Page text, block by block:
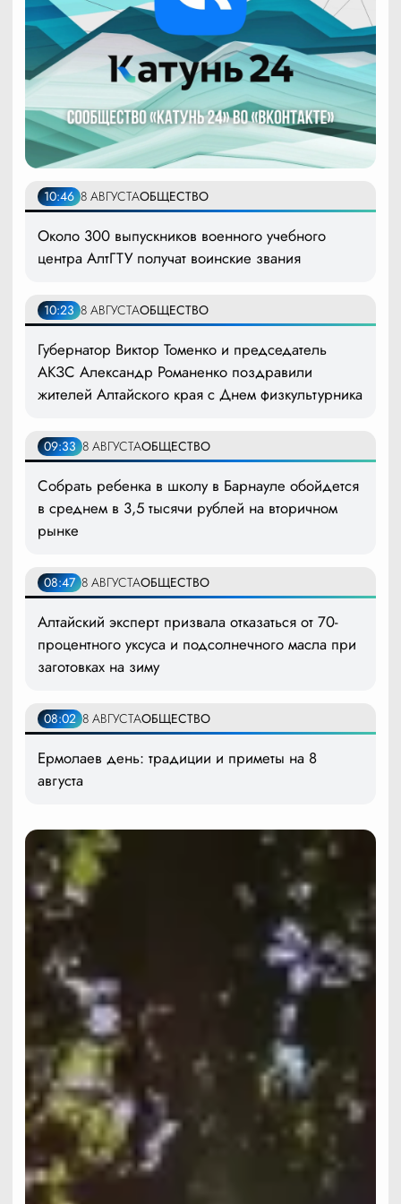
10:46 8 АВГУСТАОБЩЕСТВО
Около 300 выпускников военного учебного
центра АлтГТУ получат воинские звания
10:23 8 АВГУСТАОБЩЕСТВО
Губернатор Виктор Томенко и председатель
АКЗС Александр Романенко поздравили
жителей Алтайского края с Днем физкультурника
09:33 8 АВГУСТАОБЩЕСТВО
Собрать ребенка в школу в Барнауле обойдется
в среднем в 3,5 тысячи рублей на вторичном
рынке
08:47 8 АВГУСТАОБЩЕСТВО
Алтайский эксперт призвала отказаться от 70-
процентного уксуса и подсолнечного масла при
заготовках на зиму
08:02 8 АВГУСТАОБЩЕСТВО
Ермолаев день: традиции и приметы на 8
августа